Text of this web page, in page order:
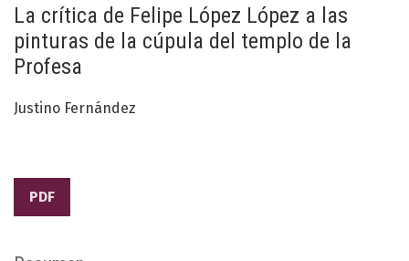
La crítica de Felipe López López a las
pinturas de la cúpula del templo de la
Profesa
Justino Fernández
PDF